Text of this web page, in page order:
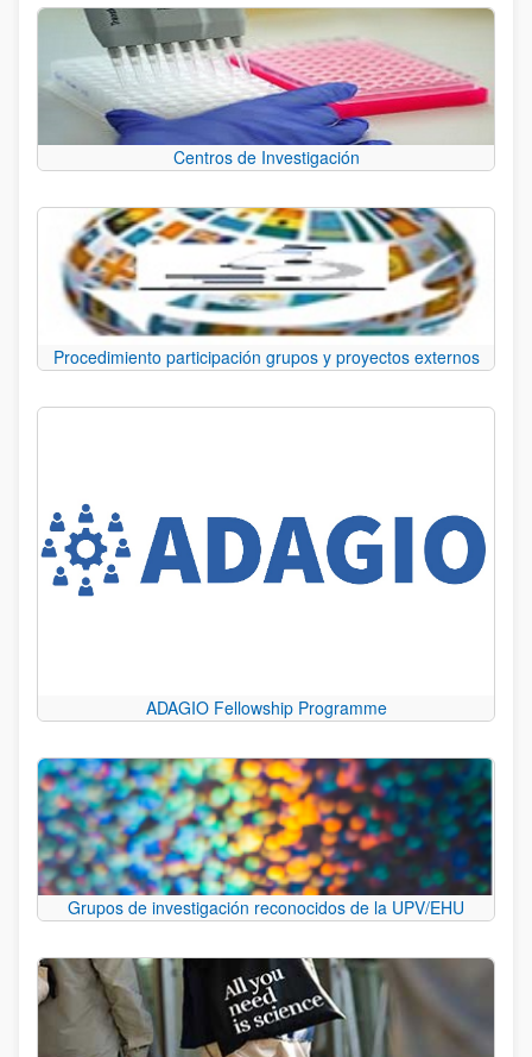
Centros de Investigación
Procedimiento participación grupos y proyectos externos
ADAGIO Fellowship Programme
Grupos de investigación reconocidos de la UPV/EHU